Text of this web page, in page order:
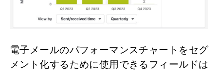
電子メールのパフォーマンスチャートをセグ
メント化するために使用できるフィールドは